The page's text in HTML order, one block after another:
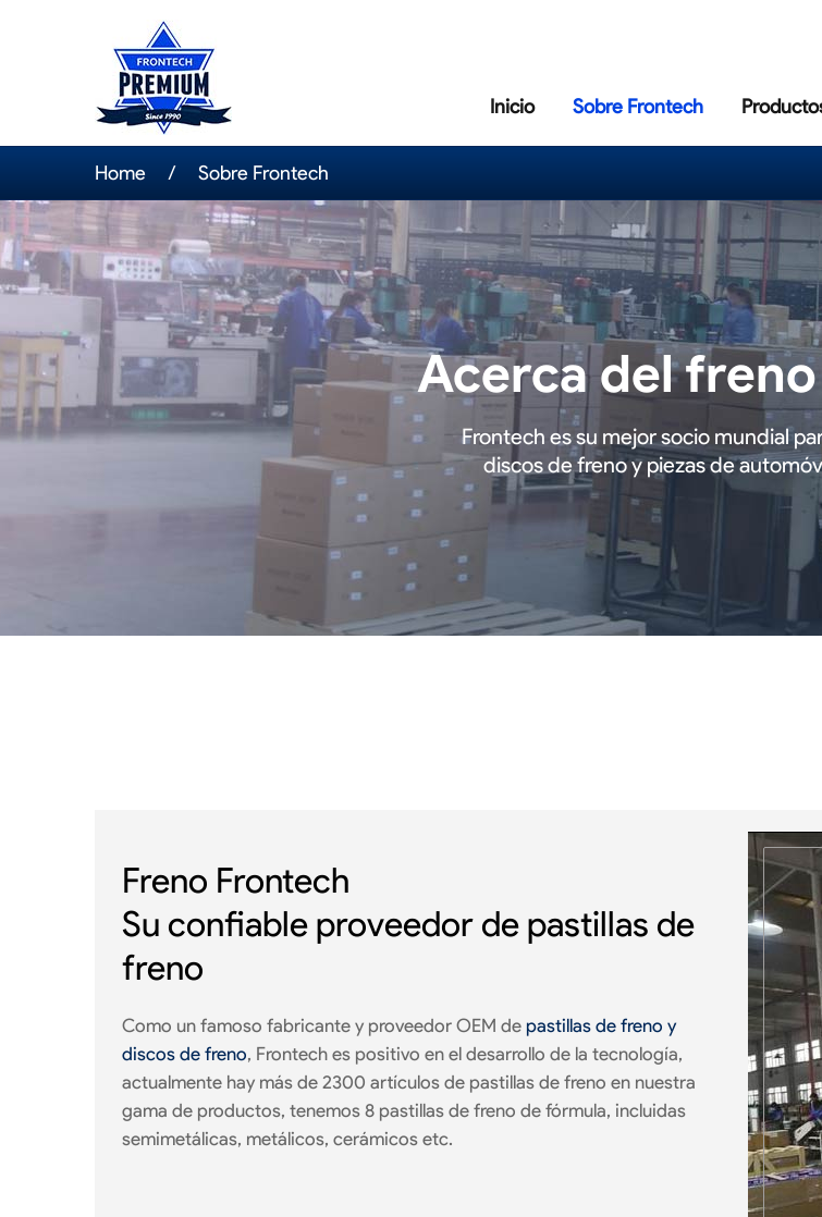
Inicio Sobre Frontech
Home Sobre Frontech
Acerca del
Frontech es su mejor socio mundial
discos de freno y piezas de
Freno Frontech
Su confiable proveedor de pastillas de
freno
Como un famoso fabricante y proveedor OEM de pastillas de freno y
discos de freno, Frontech es positivo en el desarrollo de la tecnología,
actualmente hay más de 2300 artículos de pastillas de freno en nuestra
gama de productos, tenemos 8 pastillas de freno de fórmula, incluidas
semimetálicas, metálicos, cerámicos etc.